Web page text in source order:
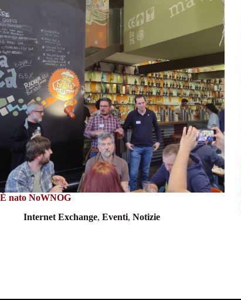
È nato NoWNOG
Internet Exchange, Eventi, Notizie